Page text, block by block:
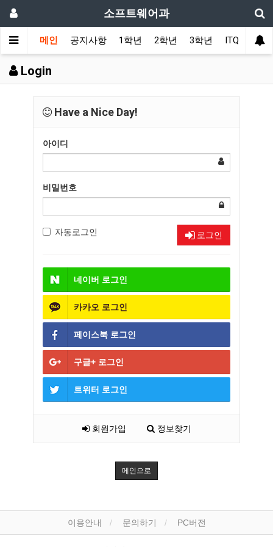
소프트웨어과
메인 공지사항 1학년 2학년 3학년 ITQ 커
Login
Have a Nice Day!
아이디
비밀번호
자동로그인 로그인
네이버 로그인
카카오 로그인
페이스북 로그인
구글+ 로그인
트위터 로그인
회원가입 정보찾기
메인으로
이용안내 문의하기 PC버전